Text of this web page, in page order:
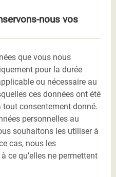
nous vos
que vous nous
pour la durée
ou nécessaire au
ces données ont été
consentement donné.
personnelles au
souhaitons les utiliser à
cas, nous les
ce qu’elles ne permettent